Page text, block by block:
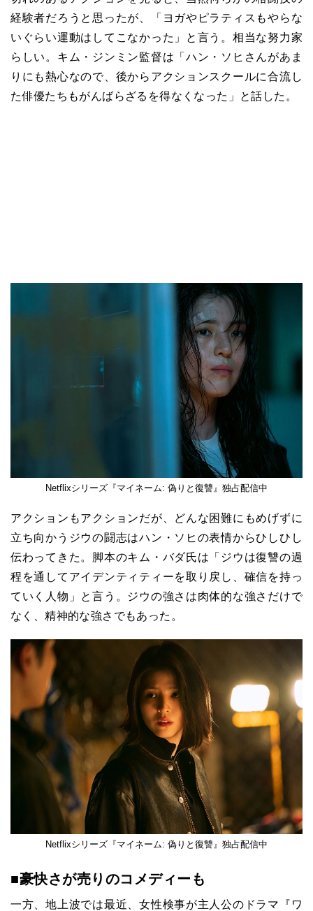
経験者だろうと思ったが、「ヨガやピラティスもやらな
いぐらい運動はしてこなかった」と言う。相当な努力家
らしい。キム・ジンミン監督は「ハン・ソヒさんがあま
りにも熱心なので、後からアクションスクールに合流し
た俳優たちもがんばらざるを得なくなった」と話した。
Netflixシリーズ『マイネーム: 偽りと復讐』独占配信中
アクションもアクションだが、どんな困難にもめげずに
立ち向かうジウの闘志はハン・ソヒの表情からひしひし
伝わってきた。脚本のキム・バダ氏は「ジウは復讐の過
程を通してアイデンティティーを取り戻し、確信を持っ
ていく人物」と言う。ジウの強さは肉体的な強さだけで
なく、精神的な強さでもあった。
Netflixシリーズ『マイネーム: 偽りと復讐』独占配信中
■豪快さが売りのコメディーも
一方、地上波では最近、女性検事が主人公のドラマ『ワ